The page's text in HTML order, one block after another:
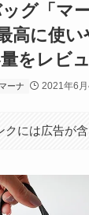
グ「マ
高に使
をレビ
マーナ 2021年6月
クには広告が含